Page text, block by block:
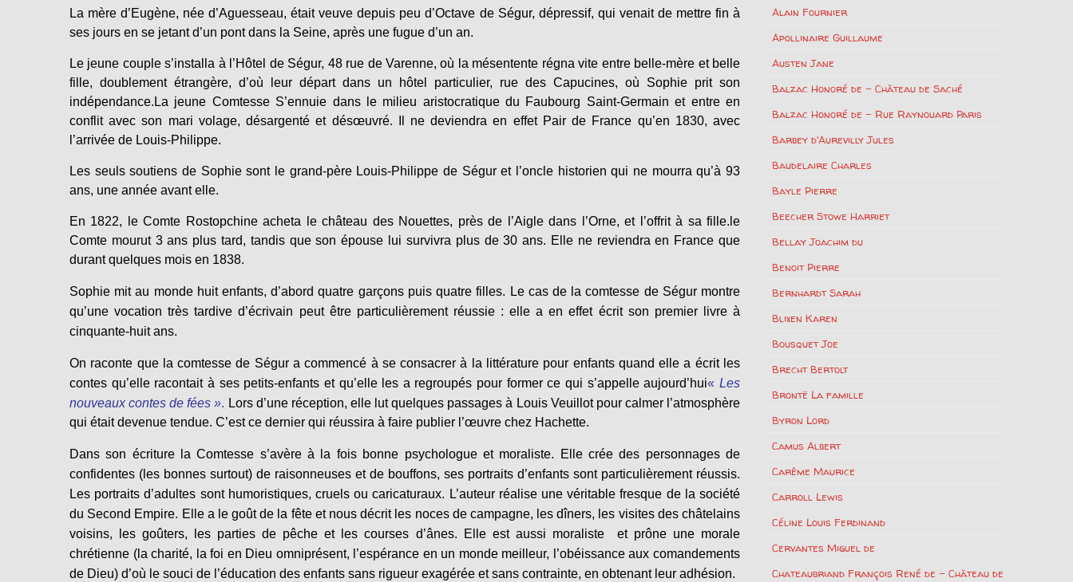
La mère d’Eugène, née d’Aguesseau, était veuve depuis peu d’Octave de Ségur, dépressif, qui venait de mettre fin à
ses jours en se jetant d’un pont dans la Seine, après une fugue d’un an.
Le jeune couple s’installa à l’Hôtel de Ségur, 48 rue de Varenne, où la mésentente régna vite entre belle-mère et belle
fille, doublement étrangère, d’où leur départ dans un hôtel particulier, rue des Capucines, où Sophie prit son
indépendance.La jeune Comtesse S’ennuie dans le milieu aristocratique du Faubourg Saint-Germain et entre en
conflit avec son mari volage, désargenté et désœuvré. Il ne deviendra en effet Pair de France qu’en 1830, avec
l’arrivée de Louis-Philippe.
Les seuls soutiens de Sophie sont le grand-père Louis-Philippe de Ségur et l’oncle historien qui ne mourra qu’à 93
ans, une année avant elle.
En 1822, le Comte Rostopchine acheta le château des Nouettes, près de l’Aigle dans l’Orne, et l’offrit à sa fille.le
Comte mourut 3 ans plus tard, tandis que son épouse lui survivra plus de 30 ans. Elle ne reviendra en France que
durant quelques mois en 1838.
Sophie mit au monde huit enfants, d’abord quatre garçons puis quatre filles. Le cas de la comtesse de Ségur montre
qu’une vocation très tardive d’écrivain peut être particulièrement réussie : elle a en effet écrit son premier livre à
cinquante-huit ans.
On raconte que la comtesse de Ségur a commencé à se consacrer à la littérature pour enfants quand elle a écrit les
contes qu’elle racontait à ses petits-enfants et qu’elle les a regroupés pour former ce qui s’appelle aujourd’hui«Les
nouveaux contes de fées ». Lors d’une réception, elle lut quelques passages à Louis Veuillot pour calmer l’atmosphère
qui était devenue tendue. C’est ce dernier qui réussira à faire publier l’œuvre chez Hachette.
Dans son écriture la Comtesse s’avère à la fois bonne psychologue et moraliste. Elle crée des personnages de
confidentes (les bonnes surtout) de raisonneuses et de bouffons, ses portraits d’enfants sont particulièrement réussis.
Les portraits d’adultes sont humoristiques, cruels ou caricaturaux. L’auteur réalise une véritable fresque de la société
du Second Empire. Elle a le goût de la fête et nous décrit les noces de campagne, les dîners, les visites des châtelains
voisins, les goûters, les parties de pêche et les courses d’ânes. Elle est aussi moraliste et prône une morale
chrétienne (la charité, la foi en Dieu omniprésent, l’espérance en un monde meilleur, l’obéissance aux comandements
de Dieu) d’où le souci de l’éducation des enfants sans rigueur exagérée et sans contrainte, en obtenant leur adhésion.
Alain Fournier
Apollinaire Guillaume
Austen Jane
Balzac Honoré de – Château de Saché
Balzac Honoré de – Rue Raynouard Paris
Barbey d'Aurevilly Jules
Baudelaire Charles
Bayle Pierre
Beecher Stowe Harriet
Bellay Joachim du
Benoit Pierre
Bernhardt Sarah
Blixen Karen
Bousquet Joe
Brecht Bertolt
Brontë La famille
Byron Lord
Camus Albert
Carême Maurice
Carroll Lewis
Céline Louis Ferdinand
Cervantes Miguel de
Chateaubriand François René de – Château de